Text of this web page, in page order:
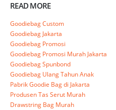
READ MORE
Goodiebag Custom
Goodiebag Jakarta
Goodiebag Promosi
Goodiebag Promosi Murah Jakarta
Goodiebag Spunbond
Goodiebag Ulang Tahun Anak
Pabrik Goodie Bag di Jakarta
Produsen Tas Serut Murah
Drawstring Bag Murah